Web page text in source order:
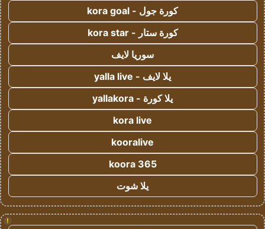
كورة جول - kora goal
كورة ستار - kora star
سوريا لايف
يلا لايف - yalla live
يلا كورة - yallakora
kora live
kooralive
koora 365
يلا شوت
!